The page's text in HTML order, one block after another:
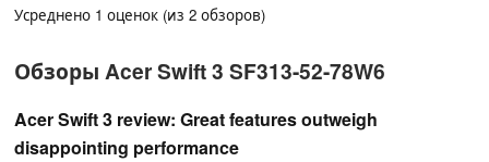
Усреднено 1 оценок (из 2 обзоров)
Обзоры Acer Swift 3 SF313-52-78W6
Acer Swift 3 review: Great features outweigh
disappointing performance